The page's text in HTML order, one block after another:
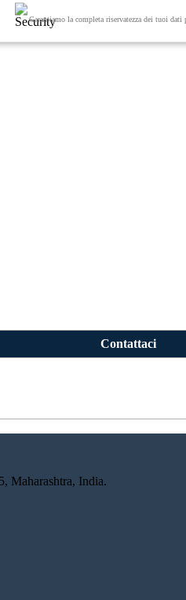
Garantiamo la completa riservatezza dei tuoi dati
Contattaci
Maharashtra, India.